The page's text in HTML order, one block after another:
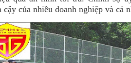
của nhiều doanh nghiệp và cá